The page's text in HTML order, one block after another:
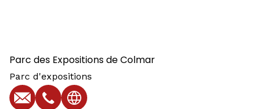
Parc des Expositions de Colmar
Parc d'expositions
E-mailTéléphone
Site web